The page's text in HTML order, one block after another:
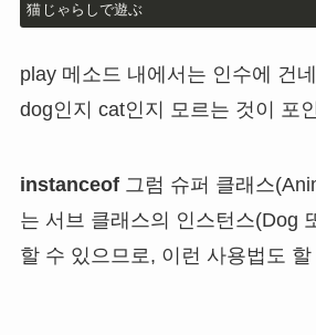
猫じゃらしで遊ぶ
play 메소드 내에서는 인수에 건
dog인지 cat인지 모르는 것이 포
instanceof그럼 슈퍼 클래스
는 서브 클래스의 인스턴스(Dog
할 수 있으므로, 이런 사용법도